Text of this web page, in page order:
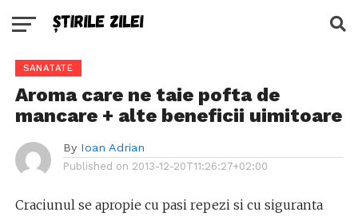
SANATATE
Aroma care ne taie pofta de
mancare + alte beneficii uimitoare
By Ioan Adrian
Published on 2013-12-20T11:26:27+02:00
Craciunul se apropie cu pasi repezi si cu siguranta